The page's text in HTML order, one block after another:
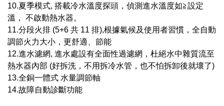
10.夏季模式, 搭載冷水溫度探頭，偵測進水溫度如≧設定
溫， 不啟動熱水器。
11.分段火排 (5+6 共 11 排),根據氣候及使用者習慣，全自動
調節火力大小，更舒適、節能
12.進水濾網, 進水處設有全面性過濾網，杜絕水中雜質流至
熱水器內部 (好拆洗，不用拆冷水管，也不怕拆卸後就壞了)
13.全銅一體式 水量調節軸
14.故障自動診斷功能